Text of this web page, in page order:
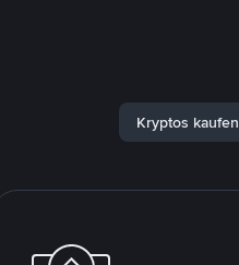
Kryptos kaufen